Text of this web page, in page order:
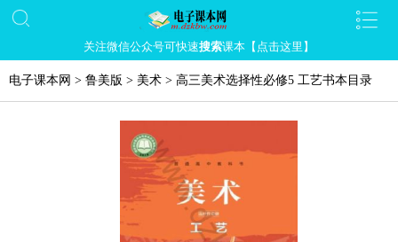
关注微信公众号可快速搜索课本【点击这里】
电子课本网 > 鲁美版 > 美术 > 高三美术选择性必修5 工艺书本目录